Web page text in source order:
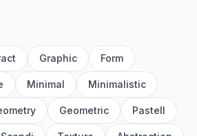
Graphic Form
Minimal Minimalistic
Geometric Pastell